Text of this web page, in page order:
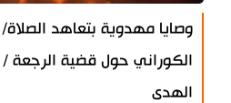
وصايا مهدوية بتعاهد
الكوراني حول قضية الرجعة
الهدى